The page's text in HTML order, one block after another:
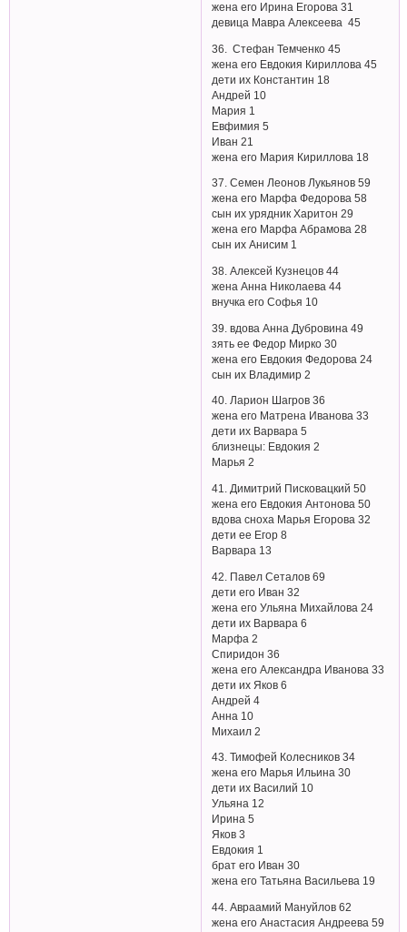
жена его Ирина Егорова 31
девица Мавра Алексеева 45
36. Стефан Темченко 45
жена его Евдокия Кириллова 45
дети их Константин 18
Андрей 10
Мария 1
Евфимия 5
Иван 21
жена его Мария Кириллова 18
37. Семен Леонов Лукьянов 59
жена его Марфа Федорова 58
сын их урядник Харитон 29
жена его Марфа Абрамова 28
сын их Анисим 1
38. Алексей Кузнецов 44
жена Анна Николаева 44
внучка его Софья 10
39. вдова Анна Дубровина 49
зять ее Федор Мирко 30
жена его Евдокия Федорова 24
сын их Владимир 2
40. Ларион Шагров 36
жена его Матрена Иванова 33
дети их Варвара 5
близнецы: Евдокия 2
Марья 2
41. Димитрий Писковацкий 50
жена его Евдокия Антонова 50
вдова сноха Марья Егорова 32
дети ее Егор 8
Варвара 13
42. Павел Сеталов 69
дети его Иван 32
жена его Ульяна Михайлова 24
дети их Варвара 6
Марфа 2
Спиридон 36
жена его Александра Иванова 33
дети их Яков 6
Андрей 4
Анна 10
Михаил 2
43. Тимофей Колесников 34
жена его Марья Ильина 30
дети их Василий 10
Ульяна 12
Ирина 5
Яков 3
Евдокия 1
брат его Иван 30
жена его Татьяна Васильева 19
44. Авраамий Мануйлов 62
жена его Анастасия Андреева 59